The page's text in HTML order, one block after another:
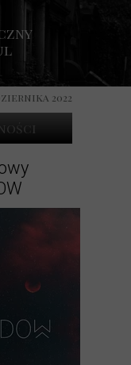
2022